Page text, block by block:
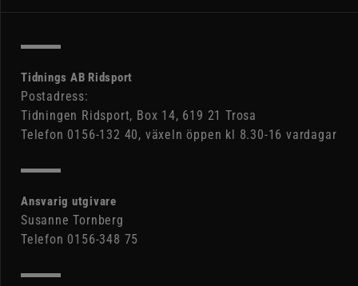
Tidnings AB Ridsport
Postadress:
Tidningen Ridsport, Box 14, 619 21 Trosa
Telefon 0156-132 40, växeln öppen kl 8.30-16 vardagar
Ansvarig utgivare
Susanne Tornberg
Telefon 0156-348 75